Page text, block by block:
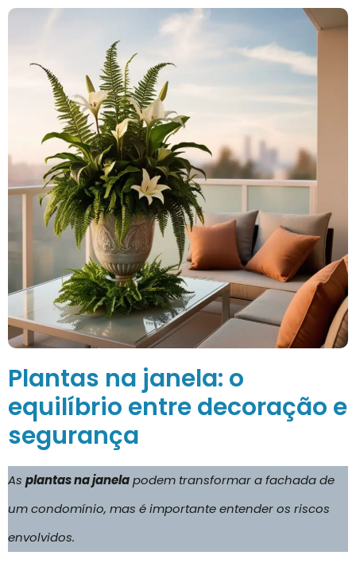
Plantas na janela: o
equilíbrio entre decoração e
segurança
As plantas na janelapodem transformar a fachada de
um condomínio, mas é importante entender os riscos
envolvidos.